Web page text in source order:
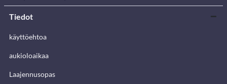
Tiedot
käyttöehtoa
aukioloaikaa
Laajennusopas